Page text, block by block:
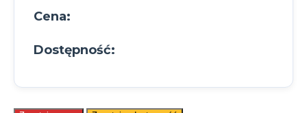
Cena:
Dostępność: